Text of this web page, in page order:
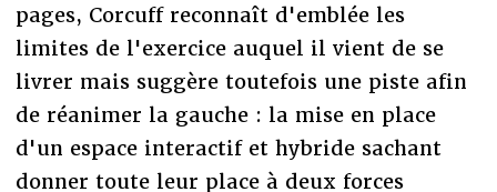
pages, Corcuff reconnaît d'emblée les
limites de l'exercice auquel il vient de se
livrer mais suggère toutefois une piste afin
de réanimer la gauche : la mise en place
d'un espace interactif et hybride sachant
donner toute leur place à deux forces